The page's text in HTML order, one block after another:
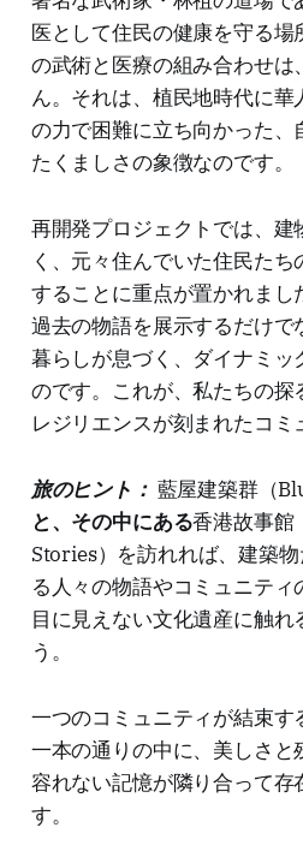
医として住民の健康を守る場
の武術と医療の組み合わせは
ん。それは、植民地時代に華
の力で困難に立ち向かった
たくましさの象徴なのです。
再開発プロジェクトでは、建
く、元々住んでいた住民た
することに重点が置かれまし
過去の物語を展示するだけ
暮らしが息づく、ダイナミッ
のです。これが、私たちの
レジリエンスが刻まれたコミ
旅のヒント： 藍屋建築群（
と、その中にある香港故事館
Stories）を訪れれば、建築
る人々の物語やコミュニティ
目に見えない文化遺産に触れ
う。
一つのコミュニティが結束す
一本の通りの中に、美しさと
容れない記憶が隣り合って存
す。